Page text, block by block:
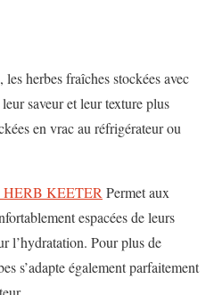
herbes fraîches stockées avec
saveur et leur texture plus
en vrac au réfrigérateur ou
KEETER Permet aux
espacées de leurs
l’hydratation. Pour plus de
s’adapte également parfaitement